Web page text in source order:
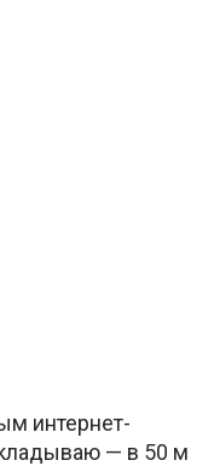
интернет-
— в 50 м